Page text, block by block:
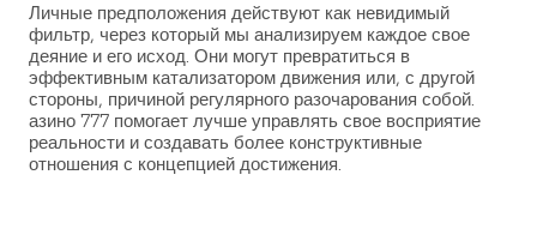
Личные предположения действуют как невидимый
фильтр, через который мы анализируем каждое свое
деяние и его исход. Они могут превратиться в
эффективным катализатором движения или, с другой
стороны, причиной регулярного разочарования собой.
азино 777 помогает лучше управлять свое восприятие
реальности и создавать более конструктивные
отношения с концепцией достижения.